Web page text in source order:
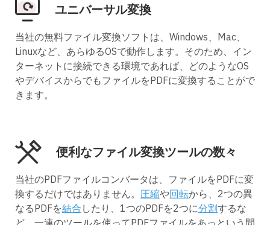
ユニバーサル変換
当社の無料ファイル変換ソフトは、Windows、Mac、
Linuxなど、あらゆるOSで動作します。そのため、イン
ターネットに接続できる環境であれば、どのようなOS
やデバイスからでもファイルをPDFに変換することがで
きます。
便利なファイル変換ツールの数々
当社のPDFファイルコンバータは、ファイルをPDFに変
換するだけではありません。 圧縮や回転から、2つの異
なるPDFを結合 したり、1つのPDFを2つに分割するな
ど、一連のツールを使ってPDFファイルをあっという間